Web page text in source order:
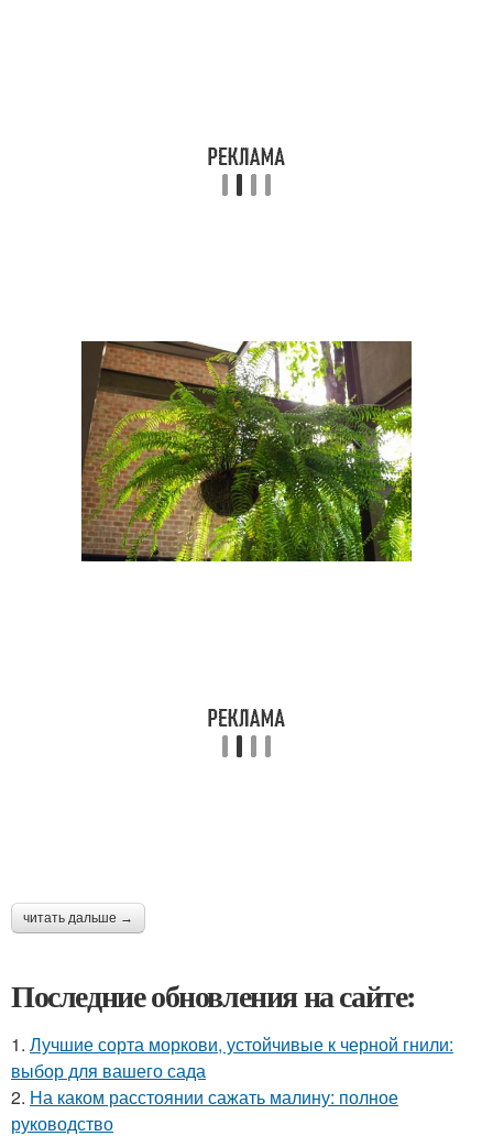
читать дальше →
Последние обновления на сайте:
1. Лучшие сорта моркови, устойчивые к черной гнили:
выбор для вашего сада
2. На каком расстоянии сажать малину: полное
руководство